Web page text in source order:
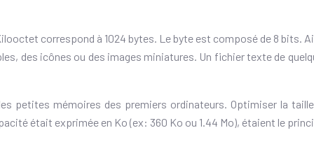
correspond à 1024 bytes. Le byte est composé de 8 bits.
des icônes ou des images miniatures. Un fichier texte de
petites mémoires des premiers ordinateurs. Optimiser la
était exprimée en Ko (ex: 360 Ko ou 1.44 Mo), étaient le